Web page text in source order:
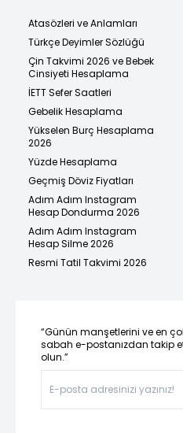
Atasözleri ve Anlamları
Türkçe Deyimler Sözlüğü
Çin Takvimi 2026 ve Bebek
Cinsiyeti Hesaplama
İETT Sefer Saatleri
Gebelik Hesaplama
Yükselen Burç Hesaplama
2026
Yüzde Hesaplama
Geçmiş Döviz Fiyatları
Adım Adım Instagram
Hesap Dondurma 2026
Adım Adım Instagram
Hesap Silme 2026
Resmi Tatil Takvimi 2026
“Günün manşetlerini ve en
sabah e-postanızdan takip
olun.”